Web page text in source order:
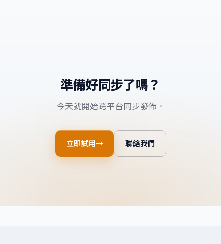
準備好同步了嗎？
今天就開始跨平台同步發佈。
立即試用 聯絡我們